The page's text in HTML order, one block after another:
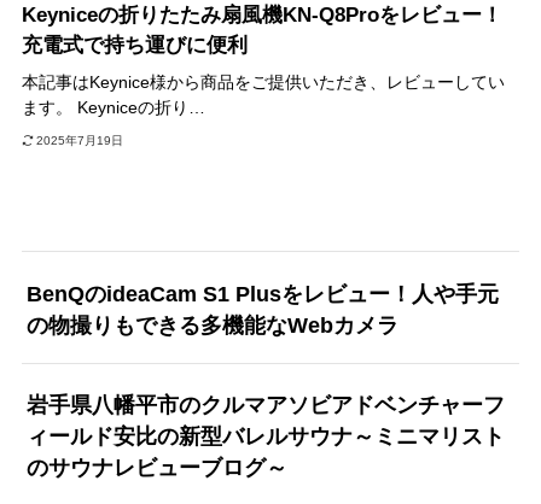
Keyniceの折りたたみ扇風機KN-Q8Proをレビュー！
充電式で持ち運びに便利
本記事はKeynice様から商品をご提供いただき、レビューしてい
ます。 Keyniceの折り…
2025年7月19日
BenQのideaCam S1 Plusをレビュー！人や手元
の物撮りもできる多機能なWebカメラ
岩手県八幡平市のクルマアソビアドベンチャーフ
ィールド安比の新型バレルサウナ～ミニマリスト
のサウナレビューブログ～